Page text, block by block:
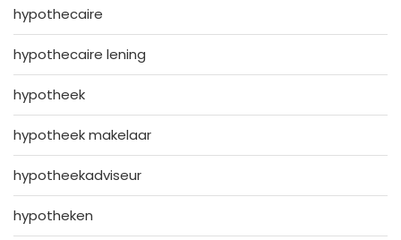
hypothecaire
hypothecaire lening
hypotheek
hypotheek makelaar
hypotheekadviseur
hypotheken